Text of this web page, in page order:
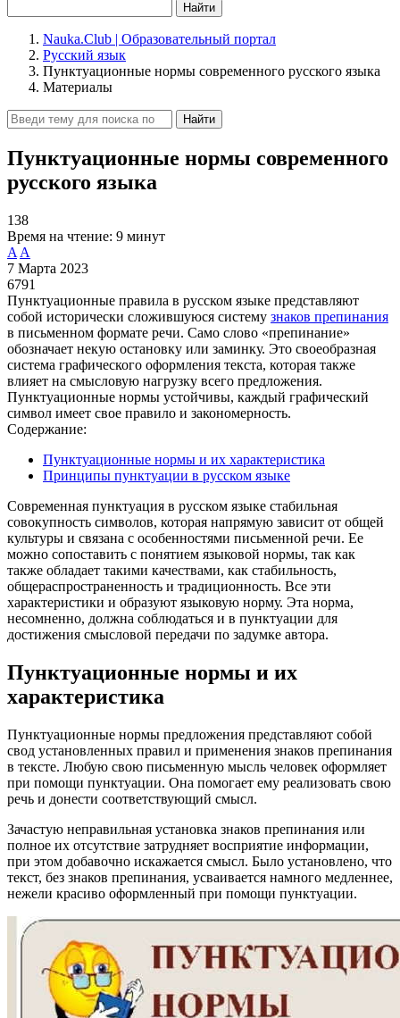
Найти
Nauka.Club | Образовательный портал
Русский язык
Пунктуационные нормы современного русского языка
Материалы
Найти
Пунктуационные нормы современного
русского языка
138
Время на чтение: 9 минут
A A
7 Марта 2023
6791
Пунктуационные правила в русском языке представляют
собой исторически сложившуюся систему знаков препинания
в письменном формате речи. Само слово «препинание»
обозначает некую остановку или заминку. Это своеобразная
система графического оформления текста, которая также
влияет на смысловую нагрузку всего предложения.
Пунктуационные нормы устойчивы, каждый графический
символ имеет свое правило и закономерность.
Содержание:
Пунктуационные нормы и их характеристика
Принципы пунктуации в русском языке
Современная пунктуация в русском языке стабильная
совокупность символов, которая напрямую зависит от общей
культуры и связана с особенностями письменной речи. Ее
можно сопоставить с понятием языковой нормы, так как
также обладает такими качествами, как стабильность,
общераспространенность и традиционность. Все эти
характеристики и образуют языковую норму. Эта норма,
несомненно, должна соблюдаться и в пунктуации для
достижения смысловой передачи по задумке автора.
Пунктуационные нормы и их
характеристика
Пунктуационные нормы предложения представляют собой
свод установленных правил и применения знаков препинания
в тексте. Любую свою письменную мысль человек оформляет
при помощи пунктуации. Она помогает ему реализовать свою
речь и донести соответствующий смысл.
Зачастую неправильная установка знаков препинания или
полное их отсутствие затрудняет восприятие информации,
при этом добавочно искажается смысл. Было установлено, что
текст, без знаков препинания, усваивается намного медленнее,
нежели красиво оформленный при помощи пунктуации.